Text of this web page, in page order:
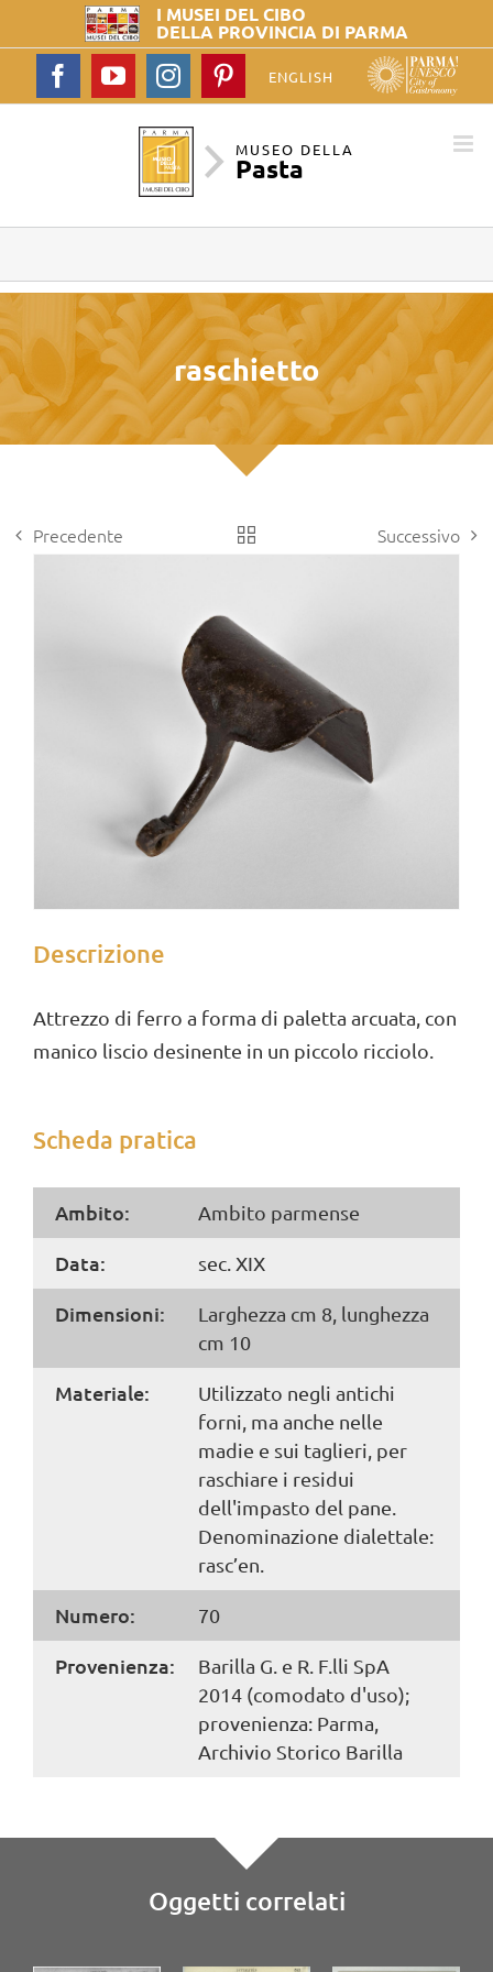
I MUSEI DELCIBO
DELLA PROVINCIA DI PARMA
ENGLISH
FacebookYouTubeInstagramPinterest
MUSEO DELLA
Pasta
raschietto
Precedente Successivo
Descrizione
Attrezzo di ferro a forma di paletta arcuata, con
manico liscio desinente in un piccolo ricciolo.
Scheda pratica
Ambito: Ambito parmense
Data: sec. XIX
Dimensioni:
Larghezza cm 8, lunghezza
cm 10
Materiale:
Utilizzato negli antichi
forni, ma anche nelle
madie e sui taglieri, per
raschiare i residui
dell'impasto del pane.
Denominazione dialettale:
rasc’en.
Numero: 70
Provenienza:
Barilla G. e R. F.lli SpA
2014 (comodato d'uso);
provenienza: Parma,
Archivio Storico Barilla
Oggetti correlati